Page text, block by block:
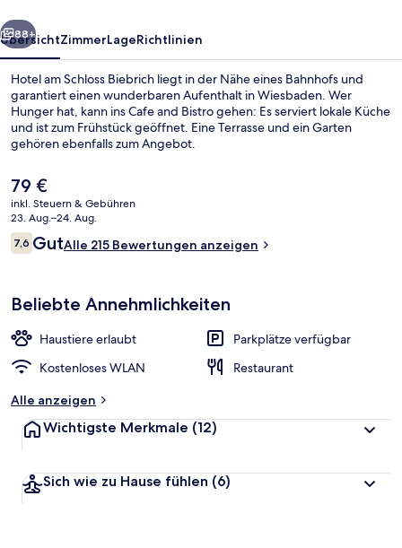
Weiter
88+
ÜbersichtZimmerLageRichtlinien
Hotel am Schloss Biebrich liegt in der Nähe eines Bahnhofs und
garantiert einen wunderbaren Aufenthalt in Wiesbaden. Wer
Hunger hat, kann ins Cafe and Bistro gehen: Es serviert lokale Küche
und ist zum Frühstück geöffnet. Eine Terrasse und ein Garten
gehören ebenfalls zum Angebot.
Der
aktuelle
Preis
beträgt
79 €.
79 €
inkl. Steuern & Gebühren
23. Aug.–24. Aug.
Bewertungen
7,67,6 von 10.
GutAlle 215 Bewertungen anzeigen
Beliebte Annehmlichkeiten
Haustiere erlaubt
Parkplätze verfügbar
Kostenloses WLAN
Restaurant
Alle anzeigen
Wichtigste Merkmale (12)
Sich wie zu Hause fühlen (6)